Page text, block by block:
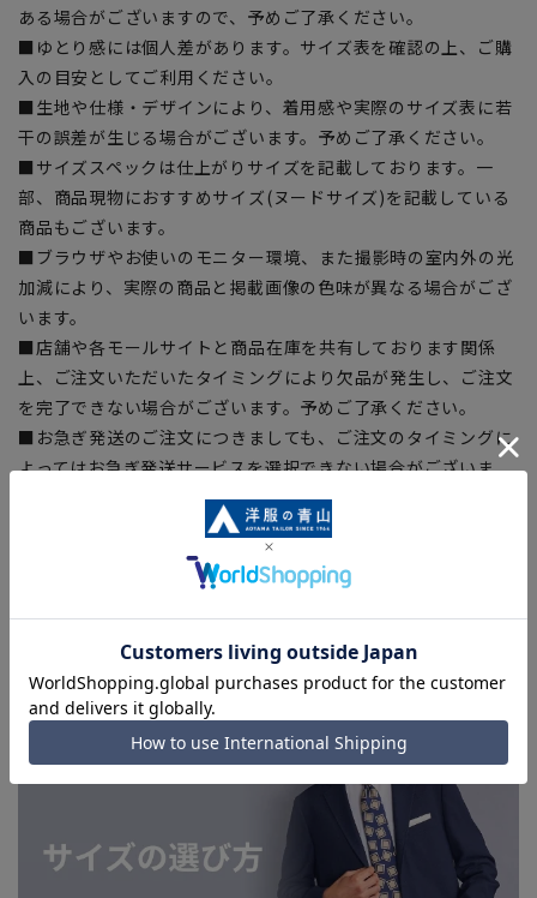
ある場合がございますので、予めご了承ください。
■ゆとり感には個人差があります。サイズ表を確認の上、ご購
入の目安としてご利用ください。
■生地や仕様・デザインにより、着用感や実際のサイズ表に若
干の誤差が生じる場合がございます。予めご了承ください。
■サイズスペックは仕上がりサイズを記載しております。一
部、商品現物におすすめサイズ(ヌードサイズ)を記載している
商品もございます。
■ブラウザやお使いのモニター環境、また撮影時の室内外の光
加減により、実際の商品と掲載画像の色味が異なる場合がござ
います。
■店舗や各モールサイトと商品在庫を共有しております関係
上、ご注文いただいたタイミングにより欠品が発生し、ご注文
を完了できない場合がございます。予めご了承ください。
■お急ぎ発送のご注文につきましても、ご注文のタイミングに
よってはお急ぎ発送サービスを選択できない場合がございま